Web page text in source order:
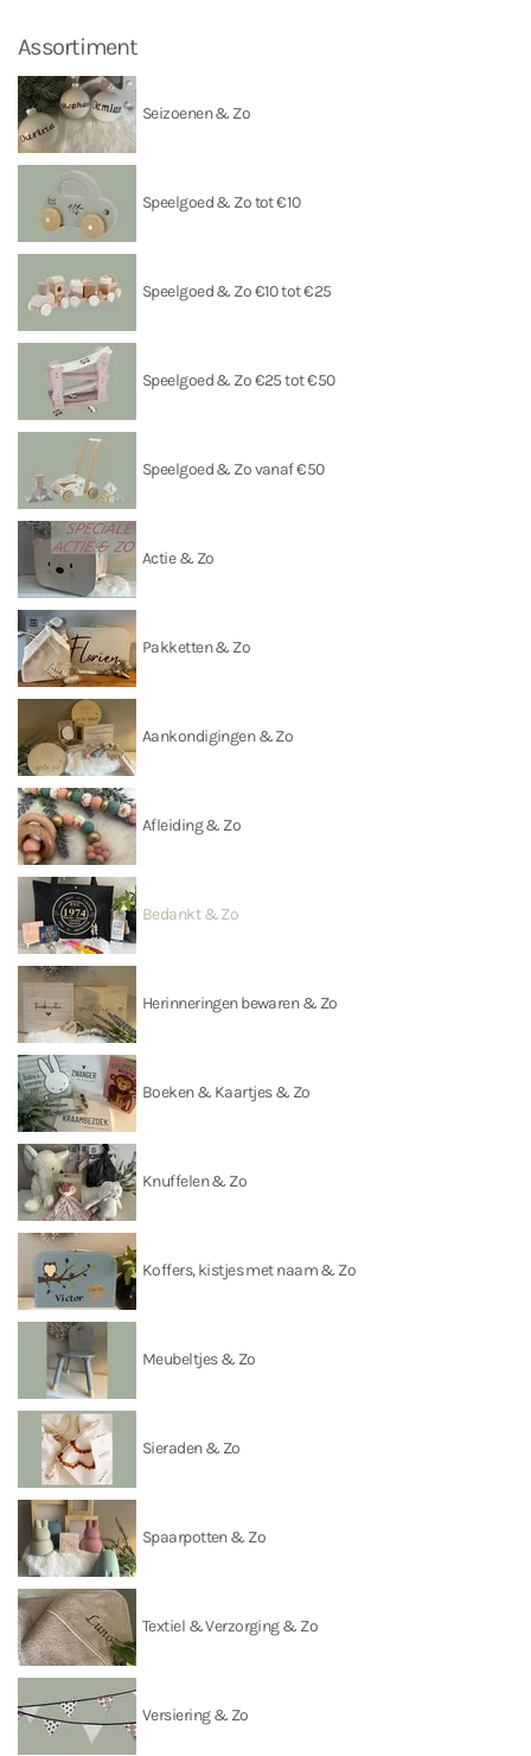
Assortiment
Seizoenen & Zo
Speelgoed & Zo tot €10
Speelgoed & Zo €10 tot €25
Speelgoed & Zo €25 tot €50
Speelgoed & Zo vanaf €50
Actie & Zo
Pakketten & Zo
Aankondigingen & Zo
Afleiding & Zo
Bedankt & Zo
Herinneringen bewaren & Zo
Boeken & Kaartjes & Zo
Knuffelen & Zo
Koffers, kistjes met naam & Zo
Meubeltjes & Zo
Sieraden & Zo
Spaarpotten & Zo
Textiel & Verzorging & Zo
Versiering & Zo